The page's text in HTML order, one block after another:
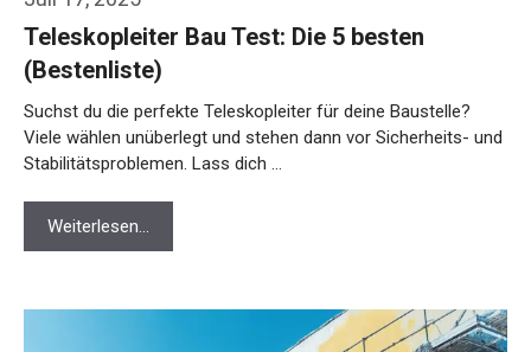
Teleskopleiter Bau Test: Die 5 besten
(Bestenliste)
Suchst du die perfekte Teleskopleiter für deine Baustelle?
Viele wählen unüberlegt und stehen dann vor Sicherheits- und
Stabilitätsproblemen. Lass dich …
Weiterlesen…